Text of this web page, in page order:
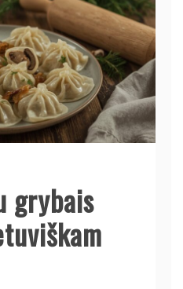
grybais